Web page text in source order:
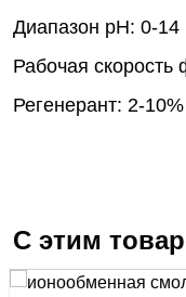
Диапазон рН: 0-14
Рабочая
Регенерант: 2-
С этим